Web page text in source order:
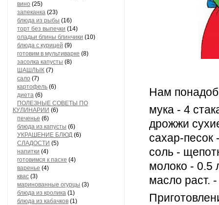
вино (25)
запеканка (23)
блюда из рыбы (16)
торт без выпечки (14)
оладьи блины блинчики (10)
блюда с курицей (9)
готовим в мультиварке (8)
засолка капусты (8)
ШАШЛЫК (7)
сало (7)
картофель (6)
диета (6)
ПОЛЕЗНЫЕ СОВЕТЫ ПО
КУЛИНАРИИ (6)
печенье (6)
блюда из капусты (6)
УКРАШЕНИЕ БЛЮД (6)
СЛАДОСТИ (5)
напитки (4)
готовимся к пасхе (4)
варенье (4)
квас (3)
маринованные огурцы (3)
блюда из кролика (1)
блюда из кабачков (1)
Нам
мука - 4
дрожжи
сахар-песок
соль -
молоко - 0.5
масло раст.